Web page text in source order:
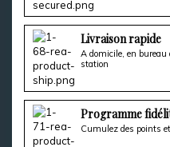
Livraison rapide
A domicile, en bureau
station
Programme
Cumulez des points